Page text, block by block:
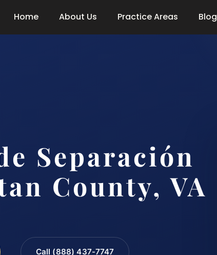
Home About Us Practice Areas Blog
Separación
County, VA
Call (888) 437-7747